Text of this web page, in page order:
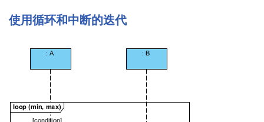
使用循环和中断的迭代